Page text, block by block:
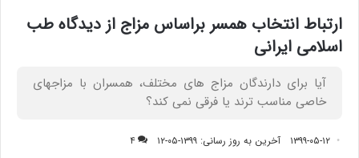
ارتباط انتخاب همسر براساس مزاج از دیدگاه طب
اسلامی ایرانی
آیا برای دارندگان مزاج­ های مختلف، همسران با مزاجهای
خاصی مناسب ترند یا فرقی نمی ­کند؟
۱۳۹۹-۰۵-۱۲ آخرین به روز رسانی: ۱۳۹۹-۰۵-۱۲
۴